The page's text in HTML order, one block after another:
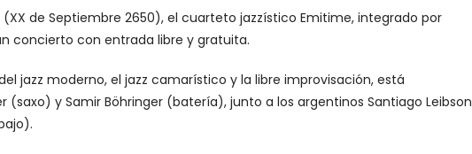
(XX de Septiembre 2650), el cuarteto jazzístico Emitime, integrado por
concierto con entrada libre y gratuita.
jazz moderno, el jazz camarístico y la libre improvisación, está
(saxo) y Samir Böhringer (batería), junto a los argentinos Santiago Leibson